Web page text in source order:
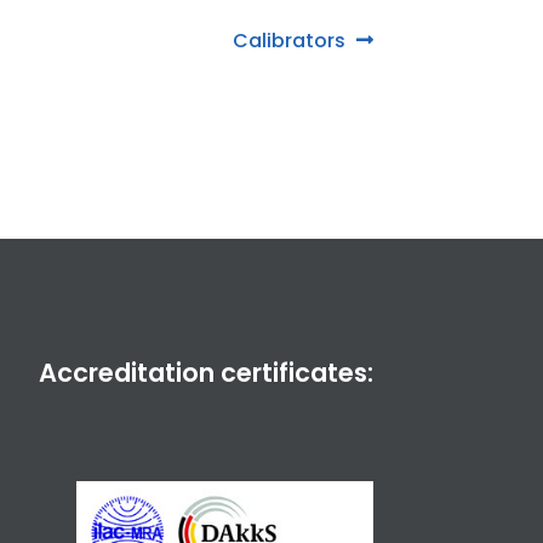
Next
Calibrators
Accreditation certificates: